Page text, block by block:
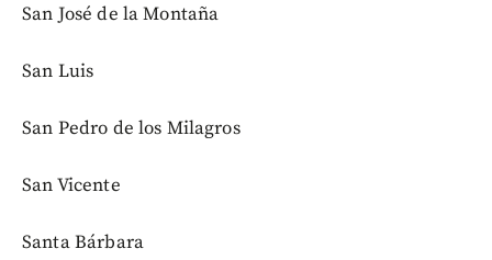
San José de la Montaña
San Luis
San Pedro de los Milagros
San Vicente
Santa Bárbara